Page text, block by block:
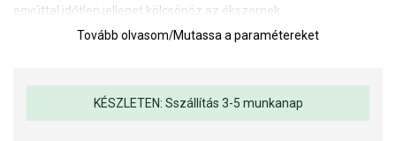
egyúttal időtlen jelleget kölcsönöz az ékszernek.
A finom vonalak és a színes részletek egy kifinomult ékszert
mindennapi viseletre és különleges alkalmakra is.
Medál mérete: 16 mm.
Tovább olvasom/Mutassa a paramétereket
KÉSZLETEN: Sszállítás 3-5 munkanap